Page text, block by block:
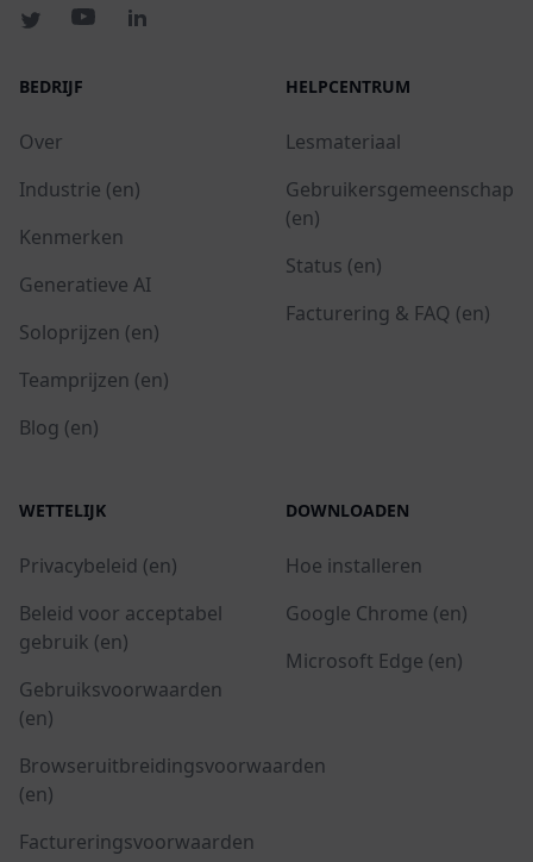
BEDRIJF
Over
Industrie (en)
Kenmerken
Generatieve AI
Soloprijzen (en)
Teamprijzen (en)
Blog (en)
HELPCENTRUM
Lesmateriaal
Gebruikersgemeenschap
(en)
Status (en)
Facturering & FAQ (en)
WETTELIJK
Privacybeleid (en)
Beleid voor acceptabel
gebruik (en)
Gebruiksvoorwaarden
(en)
Browseruitbreidingsvoorwaarden
(en)
Factureringsvoorwaarden
DOWNLOADEN
Hoe installeren
Google Chrome (en)
Microsoft Edge (en)